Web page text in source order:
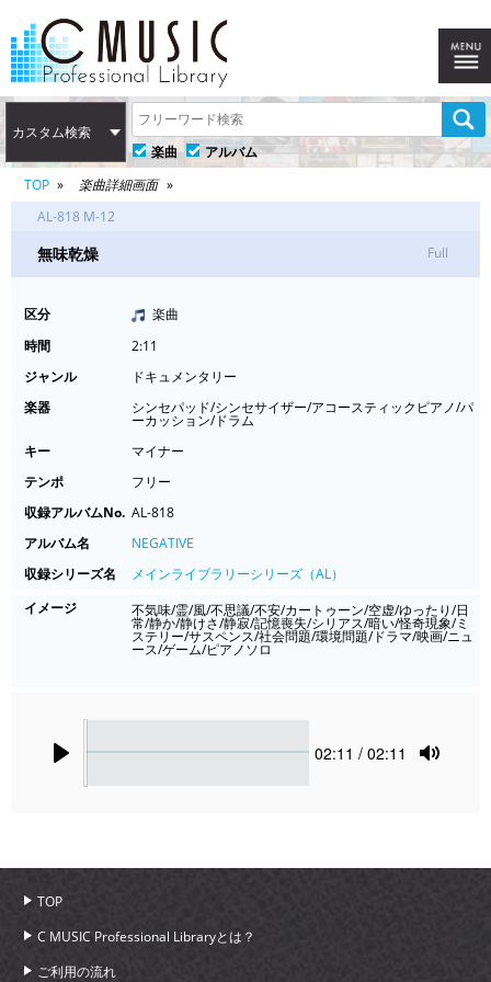
カスタム検索
楽曲
アルバム
TOP
楽曲詳細画面
AL-818 M-12
無味乾燥 Full
区分
楽曲
時間
2:11
ジャンル
ドキュメンタリー
楽器
シンセパッド/シンセサイザー/アコースティックピアノ/パ
ーカッション/ドラム
キー
マイナー
テンポ
フリー
収録アルバムNo. AL-818
アルバム名
NEGATIVE
収録シリーズ名
メインライブラリーシリーズ（AL）
イメージ
不気味/霊/風/不思議/不安/カートゥーン/空虚/ゆったり/日
常/静か/静けさ/静寂/記憶喪失/シリアス/暗い/怪奇現象/ミ
ステリー/サスペンス/社会問題/環境問題/ドラマ/映画/ニュ
ース/ゲーム/ピアノソロ
Current
02:11 / 02:11
TOP
C MUSIC Professional Libraryとは？
ご利用の流れ